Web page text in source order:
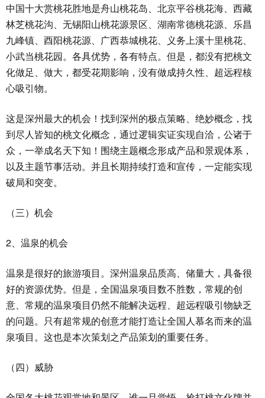
中国十大赏桃花胜地是舟山桃花岛、北京平谷桃花海、西藏
林芝桃花沟、无锡阳山桃花源景区、湖南常德桃花源、乐昌
九峰镇、酉阳桃花源、广西恭城桃花、义务上溪十里桃花、
小武当桃花园。各具优势，各有特点。但是，都没有把桃文
化做足、做大，都受花期影响，没有做成持久性、超远程核
心吸引物。
这是深州最大的机会！找到深州的极点策略、绝妙概念，找
到尽人皆知的桃文化概念，通过逻辑实证实现自洽，公诸于
众，一举成名天下知！围绕主题概念形成产品和景观体系，
以及主题节事活动。并且长期持续打造和宣传，一定能实现
破局和突变。
（三）机会
2、温泉的机会
温泉是很好的旅游项目。深州温泉品质高、储量大，具备很
好的资源优势。但是，全国温泉项目数不胜数，常规的创
意、常规的温泉项目仍然不能解决远程、超远程吸引物缺乏
的问题。只有超常规的创意才能打造让全国人慕名而来的温
泉项目。这也是本次策划之产品策划的重要任务。
（四）威胁